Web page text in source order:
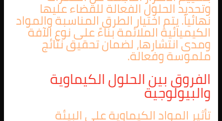
وتحديد الحلول الفعالة للقضاء عليها
نهائياً. يتم اختيار الطرق المناسبة والمواد
الكيميائية الملائمة بناءً على نوع الآفة
ومدى انتشارها، لضمان تحقيق نتائج
ملموسة وفعالة.
الفروق بين الحلول الكيماوية
والبيولوجية
تأثير المواد الكيماوية على البيئة